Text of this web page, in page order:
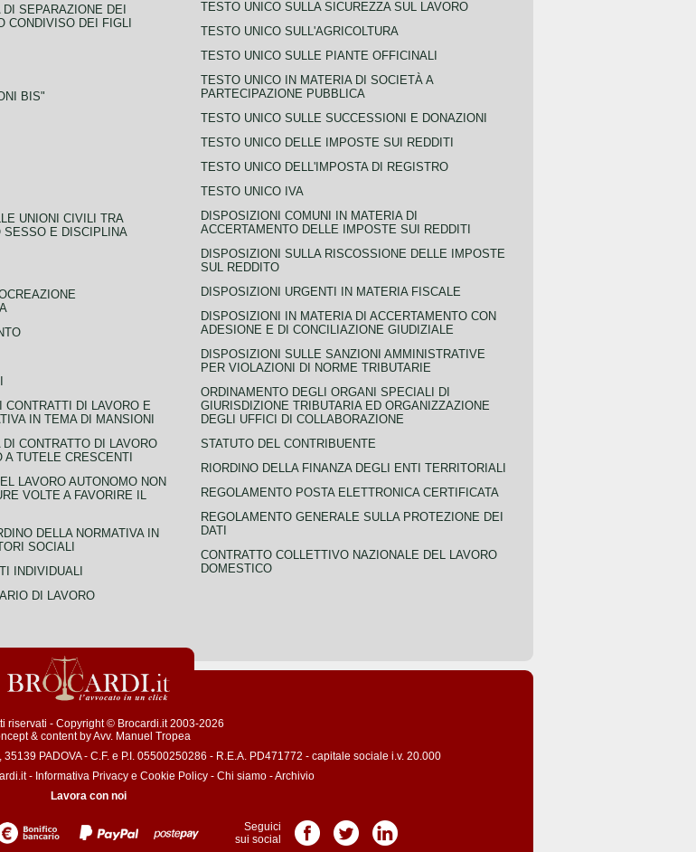
SEPARAZIONE DEI
CONDIVISO DEI FIGLI
BIS"
UNIONI CIVILI TRA
SESSO E DISCIPLINA
CONTRATTI DI LAVORO E
IN TEMA DI MANSIONI
CONTRATTO DI LAVORO
A TUTELE CRESCENTI
LAVORO AUTONOMO NON
VOLTE A FAVORIRE IL
DELLA NORMATIVA IN
SOCIALI
INDIVIDUALI
DI LAVORO
TESTO UNICO SULLA SICUREZZA SUL LAVORO
TESTO UNICO SULL'AGRICOLTURA
TESTO UNICO SULLE PIANTE OFFICINALI
TESTO UNICO IN MATERIA DI SOCIETÀ A
PARTECIPAZIONE PUBBLICA
TESTO UNICO SULLE SUCCESSIONI E DONAZIONI
TESTO UNICO DELLE IMPOSTE SUI REDDITI
TESTO UNICO DELL'IMPOSTA DI REGISTRO
TESTO UNICO IVA
DISPOSIZIONI COMUNI IN MATERIA DI
ACCERTAMENTO DELLE IMPOSTE SUI REDDITI
DISPOSIZIONI SULLA RISCOSSIONE DELLE IMPOSTE
SUL REDDITO
DISPOSIZIONI URGENTI IN MATERIA FISCALE
DISPOSIZIONI IN MATERIA DI ACCERTAMENTO CON
ADESIONE E DI CONCILIAZIONE GIUDIZIALE
DISPOSIZIONI SULLE SANZIONI AMMINISTRATIVE
PER VIOLAZIONI DI NORME TRIBUTARIE
ORDINAMENTO DEGLI ORGANI SPECIALI DI
GIURISDIZIONE TRIBUTARIA ED ORGANIZZAZIONE
DEGLI UFFICI DI COLLABORAZIONE
STATUTO DEL CONTRIBUENTE
RIORDINO DELLA FINANZA DEGLI ENTI TERRITORIALI
REGOLAMENTO POSTA ELETTRONICA CERTIFICATA
REGOLAMENTO GENERALE SULLA PROTEZIONE DEI
DATI
CONTRATTO COLLETTIVO NAZIONALE DEL LAVORO
DOMESTICO
riservati - Copyright © Brocardi.it 2003-2026
& content byAvv. Manuel Tropea
PADOVA - C.F. e P.I. 05500250286 - R.E.A. PD471772 - capitale sociale i.v. 20.000
- Informativa Privacy e Cookie Policy - Chi siamo -Archivio
Lavora con noi
Seguici
sui social
Pagina Facebook
Pagina TwitterPagina LinkedIn